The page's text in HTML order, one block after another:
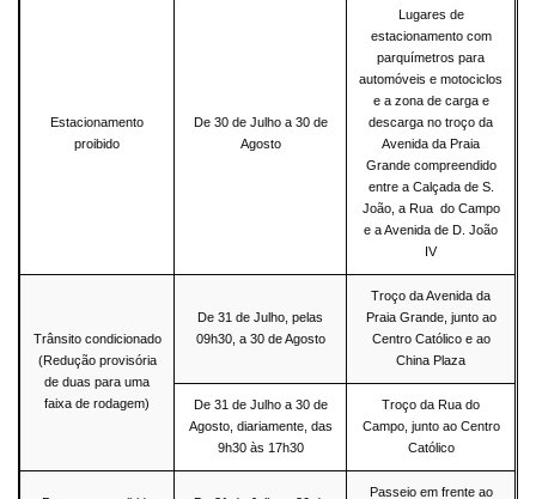
Estacionamento
proibido
De 30 de Julho a 30 de
Agosto
Lugares de
estacionamento com
parquímetros para
automóveis e motociclos
e a zona de carga e
descarga no troço da
Avenida da Praia
Grande compreendido
entre a Calçada de S.
João, a Rua do Campo
e a Avenida de D. João
IV
Trânsito condicionado
(Redução provisória
de duas para uma
faixa de rodagem)
De 31 de Julho, pelas
09h30, a 30 de Agosto
Troço da Avenida da
Praia Grande, junto ao
Centro Católico e ao
China Plaza
De 31 de Julho a 30 de
Agosto, diariamente, das
9h30 às 17h30
Troço da Rua do
Campo, junto ao Centro
Católico
Passeio em frente ao